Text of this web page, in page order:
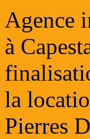
Agence
à
la
Pierres